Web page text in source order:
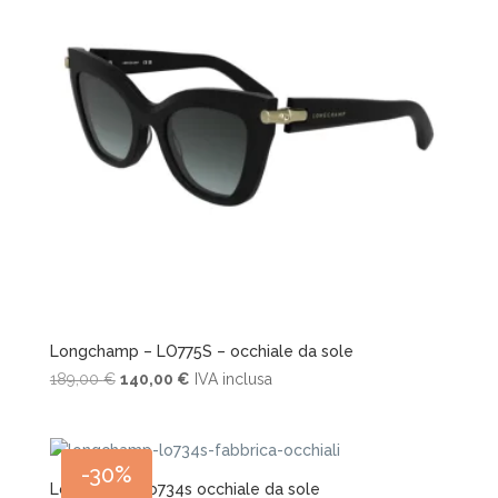
Longchamp – LO775S – occhiale da sole
189,00€ Il
era:
189,00 €.
140,00 €Il
è:
140,00 €.
IVA inclusa
-30%
Longchamp lo734s occhiale da sole